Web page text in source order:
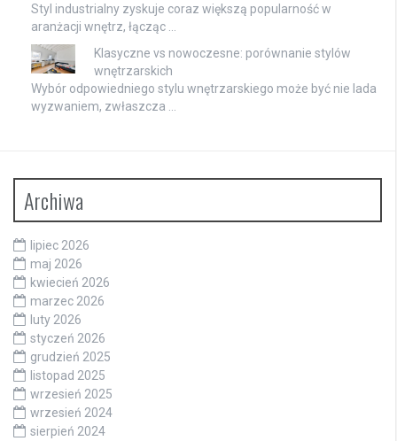
Styl industrialny zyskuje coraz większą popularność w
aranżacji wnętrz, łącząc …
Klasyczne vs nowoczesne: porównanie stylów
wnętrzarskich
Wybór odpowiedniego stylu wnętrzarskiego może być nie lada
wyzwaniem, zwłaszcza …
Archiwa
lipiec 2026
maj 2026
kwiecień 2026
marzec 2026
luty 2026
styczeń 2026
grudzień 2025
listopad 2025
wrzesień 2025
wrzesień 2024
sierpień 2024